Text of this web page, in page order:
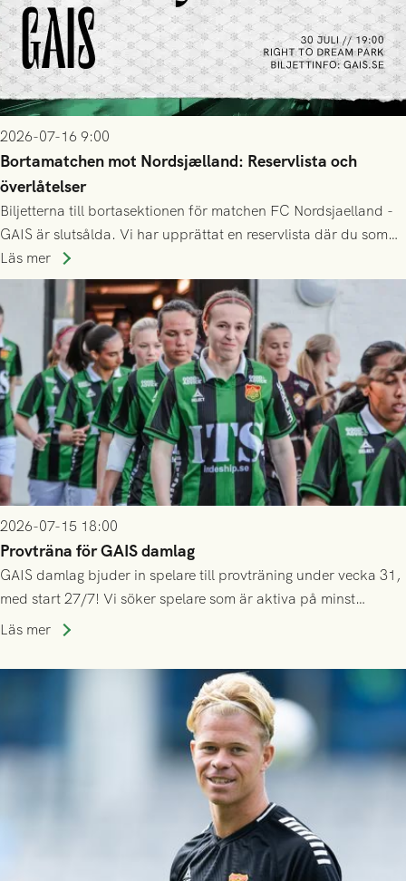
2026-07-16 9:00
Bortamatchen mot Nordsjælland: Reservlista och
överlåtelser
Biljetterna till bortasektionen för matchen FC Nordsjaelland -
GAIS är slutsålda. Vi har upprättat en reservlista där du som
ännu inte har någon biljett kan anmäla ditt intresse. Du kan
inte själv överlåta din biljett till någon annan.
Läs mer
2026-07-15 18:00
Provträna för GAIS damlag
GAIS damlag bjuder in spelare till provträning under vecka 31,
med start 27/7! Vi söker spelare som är aktiva på minst
division 3-nivå.
Läs mer